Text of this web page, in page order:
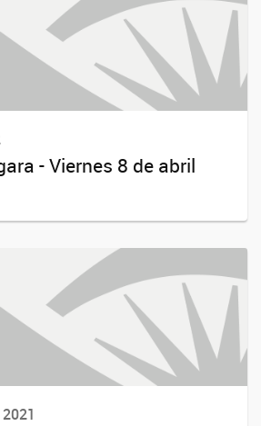
- Viernes 8 de abril